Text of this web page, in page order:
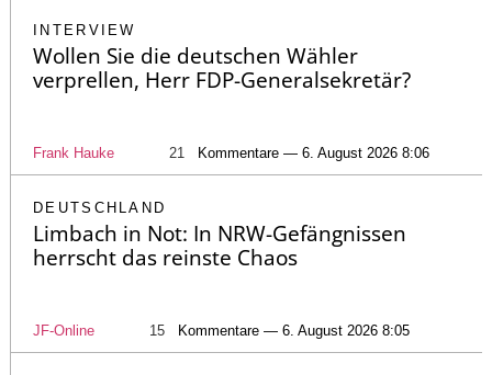
INTERVIEW
Wollen Sie die deutschen Wähler
verprellen, Herr FDP-Generalsekretär?
Frank Hauke 21 Kommentare — 6. August 2026 8:06
DEUTSCHLAND
Limbach in Not: In NRW-Gefängnissen
herrscht das reinste Chaos
JF-Online 15 Kommentare — 6. August 2026 8:05